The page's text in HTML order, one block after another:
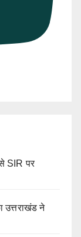
से SIR पर
उत्तराखंड ने